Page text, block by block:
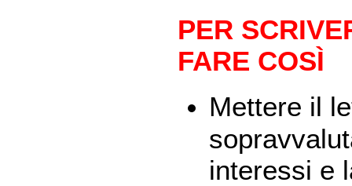
PER
FARE COSÌ
Mettere il
interessi e